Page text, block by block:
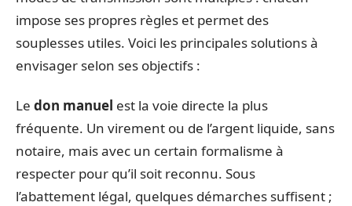
impose ses propres règles et permet des
souplesses utiles. Voici les principales solutions à
envisager selon ses objectifs :
Le don manuel est la voie directe la plus
fréquente. Un virement ou de l’argent liquide, sans
notaire, mais avec un certain formalisme à
respecter pour qu’il soit reconnu. Sous
l’abattement légal, quelques démarches suffisent ;